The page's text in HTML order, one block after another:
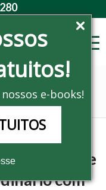
e-books!
/
com alunos d...
discute
com